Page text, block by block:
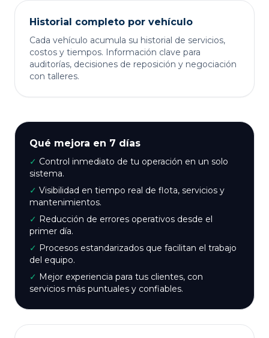
Historial completo por vehículo
Cada vehículo acumula su historial de servicios,
costos y tiempos. Información clave para
auditorías, decisiones de reposición y negociación
con talleres.
Qué mejora en 7 días
✓ Control inmediato de tu operación en un solo
sistema.
✓ Visibilidad en tiempo real de flota, servicios y
mantenimientos.
✓ Reducción de errores operativos desde el
primer día.
✓ Procesos estandarizados que facilitan el trabajo
del equipo.
✓ Mejor experiencia para tus clientes, con
servicios más puntuales y confiables.